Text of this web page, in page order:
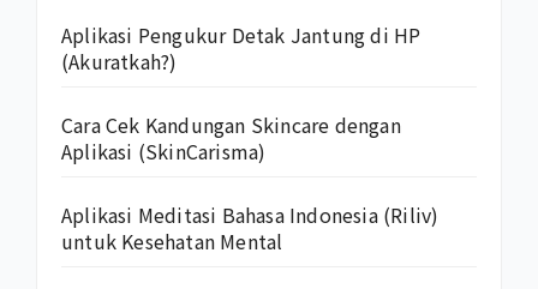
Aplikasi Pengukur Detak Jantung di HP
(Akuratkah?)
Cara Cek Kandungan Skincare dengan
Aplikasi (SkinCarisma)
Aplikasi Meditasi Bahasa Indonesia (Riliv)
untuk Kesehatan Mental